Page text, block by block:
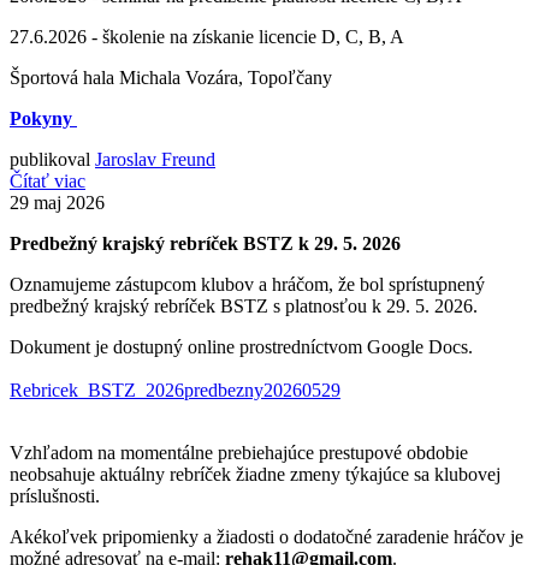
27.6.2026 - školenie na získanie licencie D, C, B, A
Športová hala Michala Vozára, Topoľčany
Pokyny
publikoval Jaroslav Freund
Čítať viac
29 maj 2026
Predbežný krajský rebríček BSTZ k 29. 5. 2026
Oznamujeme zástupcom klubov a hráčom, že bol sprístupnený
predbežný krajský rebríček BSTZ s platnosťou k 29. 5. 2026.
Dokument je dostupný online prostredníctvom Google Docs.
Rebricek_BSTZ_2026predbezny20260529
Vzhľadom na momentálne prebiehajúce prestupové obdobie
neobsahuje aktuálny rebríček žiadne zmeny týkajúce sa klubovej
príslušnosti.
Akékoľvek pripomienky a žiadosti o dodatočné zaradenie hráčov je
možné adresovať na e-mail: rehak11@gmail.com.